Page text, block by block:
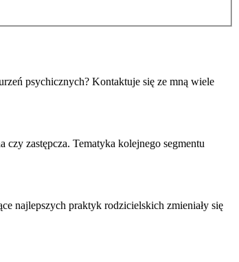
psychicznych? Kontaktuje się ze mną wiele
czy zastępcza. Tematyka kolejnego segmentu
najlepszych praktyk rodzicielskich zmieniały się